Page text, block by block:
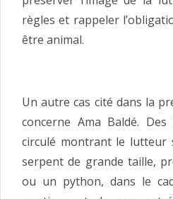
règles et rappeler
être animal.
Un autre cas cité dans la
concerne Ama Baldé.
circulé montrant le lutteur
serpent de grande taille,
ou un python, dans le